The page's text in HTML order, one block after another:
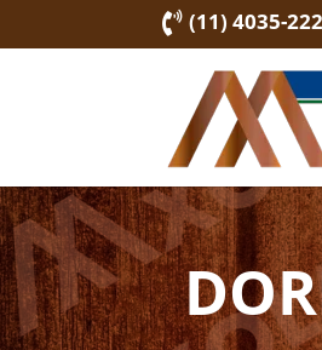
 (11) 4035-